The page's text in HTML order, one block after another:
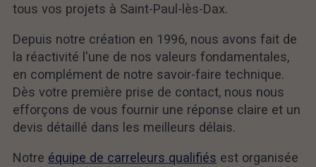
tous vos projets à Saint-Paul-lès-Dax.
Depuis notre création en 1996, nous avons fait de
la réactivité l'une de nos valeurs fondamentales,
en complément de notre savoir-faire technique.
Dès votre première prise de contact, nous nous
efforçons de vous fournir une réponse claire et un
devis détaillé dans les meilleurs délais.
Notre équipe de carreleurs qualifiés est organisée